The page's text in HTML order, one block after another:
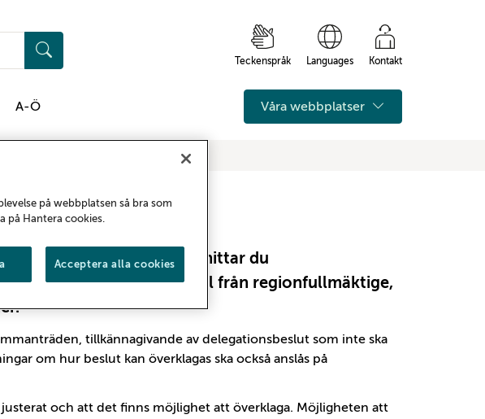
Teckenspråk Languages Kontakt
A-Ö Våra webbplatser
digitala anslagstavla. Här hittar du
och justerade protokoll från regionfullmäktige,
tillkännagivande av delegationsbeslut som inte ska
om hur beslut kan överklagas ska också anslås på
och att det finns möjlighet att överklaga. Möjligheten att
på webbplatsen så bra som
på Hantera cookies.
Acceptera alla cookies